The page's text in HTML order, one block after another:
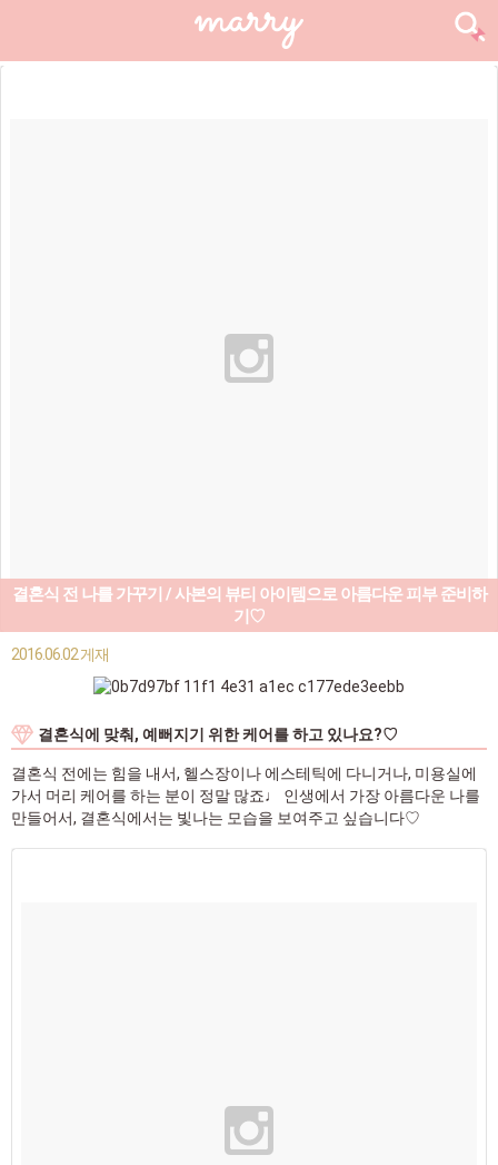
결혼식 전 나를 가꾸기 / 사본의 뷰티 아이템으로 아름다운 피부 준비하
기♡
2016.06.02 게재
결혼식에 맞춰, 예뻐지기 위한 케어를 하고 있나요?♡
결혼식 전에는 힘을 내서, 헬스장이나 에스테틱에 다니거나, 미용실에
가서 머리 케어를 하는 분이 정말 많죠♩ 인생에서 가장 아름다운 나를
만들어서, 결혼식에서는 빛나는 모습을 보여주고 싶습니다♡